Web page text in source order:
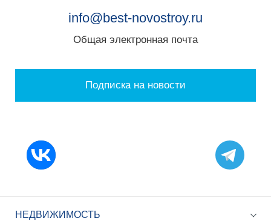
info@best-novostroy.ru
Общая электронная почта
Подписка на новости
НЕДВИЖИМОСТЬ